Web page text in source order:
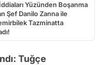
Yüzünden Boşanma
Şef Danilo Zanna ile
Tazminatta
Tuğçe